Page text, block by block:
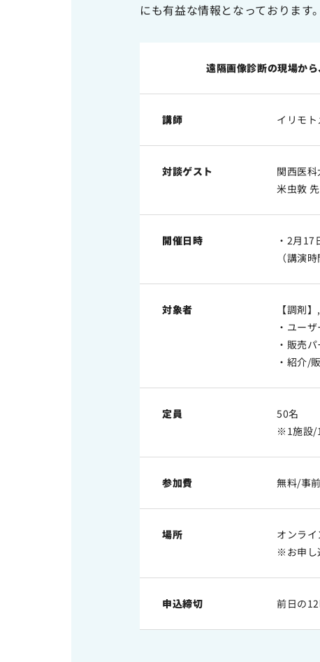
にも有益な情報となっております
遠隔画像診断の現場か
講師 イリモ
対談ゲスト
関西医
米虫敦
開催日時
・2月
（講演
対象者
【調剤
・ユー
・販売
・紹介/
定員
50名
※1施設/
参加費 無料/事
場所
オンライ
※お申し
申込締切 前日の